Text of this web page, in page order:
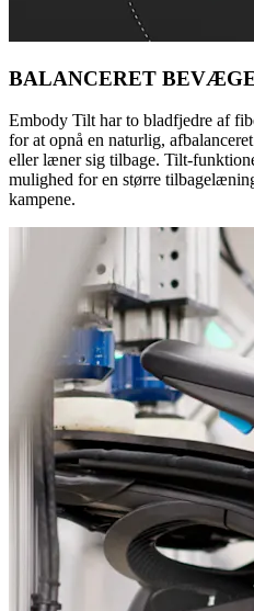
BALANCERET
Embody Tilt har to bladfjedre af
for at opnå en naturlig,
eller læner sig tilbage. Tilt-
mulighed for en større
kampene.